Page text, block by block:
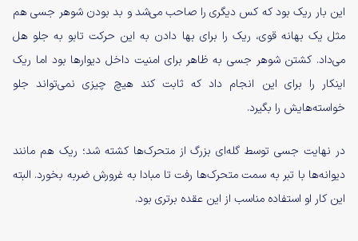
این بار ریک بود که کس دیگری را صاحب می‌شد و بد بودن شوهر جسی هم
مثل یک بهانه قوی، ریک را برای بها دادن به این حرکت تابو به جلو هل
می‌داد. کشتن شوهر جسی به ظاهر برای امنیت داخل دیوار‌ها بود اما ریک
اینکار را برای این انجام داد که ثابت کند هیچ چیزی نمی‌تواند جلو
خواسته‌هایش را بگیرد.
در نهایت جسی توسط گله‌ای بزرگ از متحرک‌ها کشته شد؛ ریک هم مانند
دیوانه‌ها با تبر به سمت متحرک‌ها رفت تا مبادا به غرورش ضربه بخورد. البته
این کار او استفاده مناسب از این عقده برتری بود.